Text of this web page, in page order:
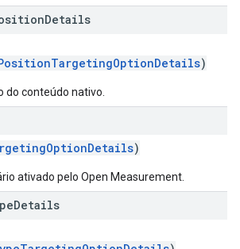
Details
)
do conteúdo nativo.
)
ativado pelo Open Measurement.
Details